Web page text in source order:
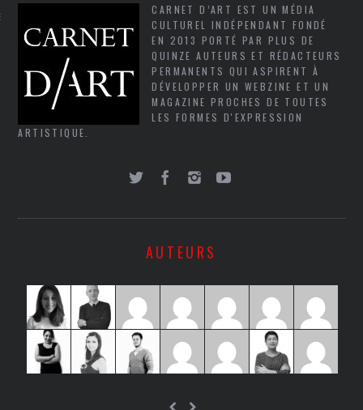
CARNET D’ART EST UN MÉDIA
CULTUREL INDÉPENDANT FONDÉ
EN 2013 PORTÉ PAR PLUS DE
QUINZE AUTEURS ET RÉDACTEURS
PERMANENTS QUI ASPIRENT À
DÉVELOPPER UN WEBZINE ET UN
MAGAZINE PROCHES DE TOUTES
LES FORMES D'EXPRESSION
ARTISTIQUE.
AUTEURS